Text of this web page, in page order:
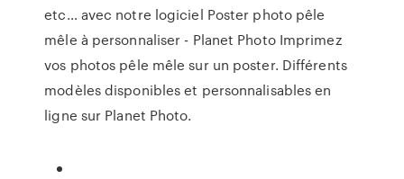
etc… avec notre logiciel Poster photo pêle
mêle à personnaliser - Planet Photo Imprimez
vos photos pêle mêle sur un poster. Différents
modèles disponibles et personnalisables en
ligne sur Planet Photo.